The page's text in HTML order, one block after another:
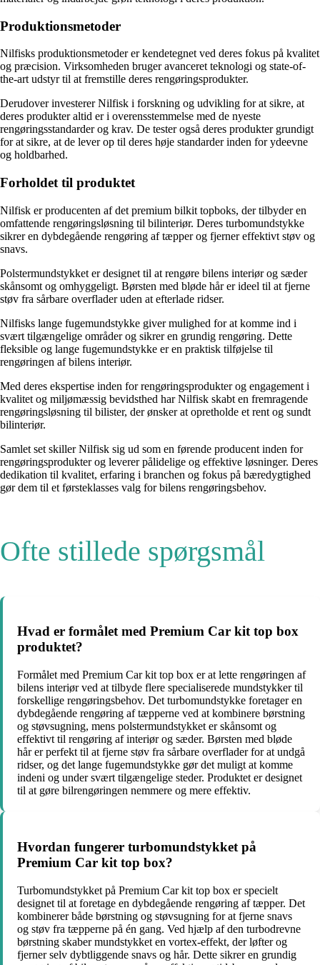
Produktionsmetoder
Nilfisks produktionsmetoder er kendetegnet ved deres fokus på kvalitet
og præcision. Virksomheden bruger avanceret teknologi og state-of-
the-art udstyr til at fremstille deres rengøringsprodukter.
Derudover investerer Nilfisk i forskning og udvikling for at sikre, at
deres produkter altid er i overensstemmelse med de nyeste
rengøringsstandarder og krav. De tester også deres produkter grundigt
for at sikre, at de lever op til deres høje standarder inden for ydeevne
og holdbarhed.
Forholdet til produktet
Nilfisk er producenten af det premium bilkit topboks, der tilbyder en
omfattende rengøringsløsning til bilinteriør. Deres turbomundstykke
sikrer en dybdegående rengøring af tæpper og fjerner effektivt støv og
snavs.
Polstermundstykket er designet til at rengøre bilens interiør og sæder
skånsomt og omhyggeligt. Børsten med bløde hår er ideel til at fjerne
støv fra sårbare overflader uden at efterlade ridser.
Nilfisks lange fugemundstykke giver mulighed for at komme ind i
svært tilgængelige områder og sikrer en grundig rengøring. Dette
fleksible og lange fugemundstykke er en praktisk tilføjelse til
rengøringen af bilens interiør.
Med deres ekspertise inden for rengøringsprodukter og engagement i
kvalitet og miljømæssig bevidsthed har Nilfisk skabt en fremragende
rengøringsløsning til bilister, der ønsker at opretholde et rent og sundt
bilinteriør.
Samlet set skiller Nilfisk sig ud som en førende producent inden for
rengøringsprodukter og leverer pålidelige og effektive løsninger. Deres
dedikation til kvalitet, erfaring i branchen og fokus på bæredygtighed
gør dem til et førsteklasses valg for bilens rengøringsbehov.
Ofte stillede spørgsmål
Hvad er formålet med Premium Car kit top box
produktet?
Formålet med Premium Car kit top box er at lette rengøringen af
bilens interiør ved at tilbyde flere specialiserede mundstykker til
forskellige rengøringsbehov. Det turbomundstykke foretager en
dybdegående rengøring af tæpperne ved at kombinere børstning
og støvsugning, mens polstermundstykket er skånsomt og
effektivt til rengøring af interiør og sæder. Børsten med bløde
hår er perfekt til at fjerne støv fra sårbare overflader for at undgå
ridser, og det lange fugemundstykke gør det muligt at komme
indeni og under svært tilgængelige steder. Produktet er designet
til at gøre bilrengøringen nemmere og mere effektiv.
Hvordan fungerer turbomundstykket på
Premium Car kit top box?
Turbomundstykket på Premium Car kit top box er specielt
designet til at foretage en dybdegående rengøring af tæpper. Det
kombinerer både børstning og støvsugning for at fjerne snavs
og støv fra tæpperne på én gang. Ved hjælp af den turbodrevne
børstning skaber mundstykket en vortex-effekt, der løfter og
fjerner selv dybtliggende snavs og hår. Dette sikrer en grundig